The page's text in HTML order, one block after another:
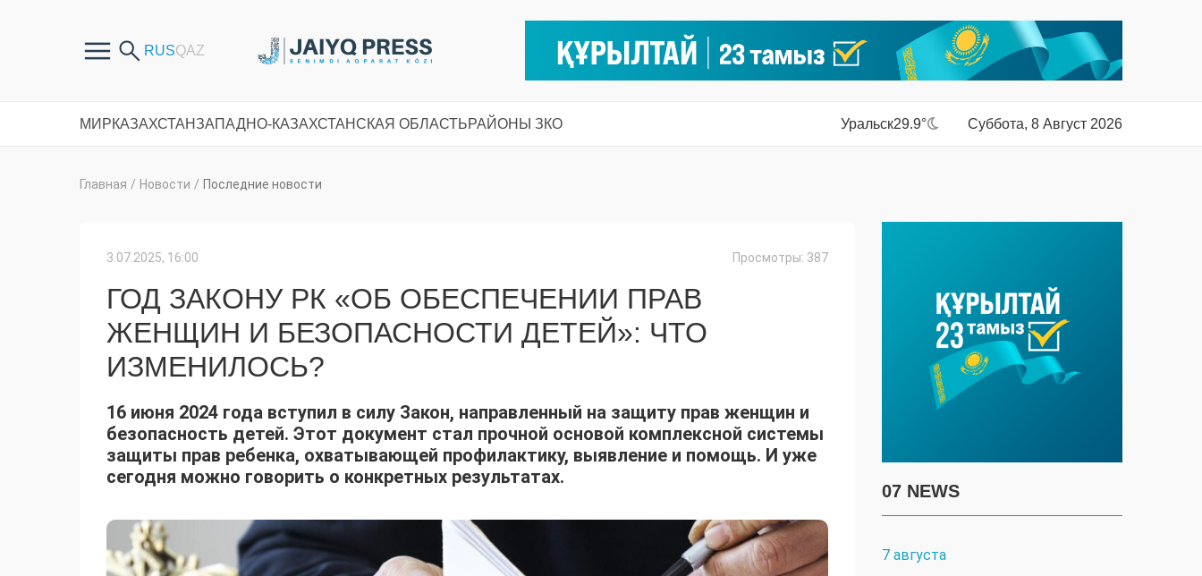
МИРКАЗАХСТАНЗАПАДНО-КАЗАХСТАНСКАЯ ОБЛАСТЬРАЙОНЫ ЗКО Уральск29.9° Суббота, 8 Август 2026
Главная / Новости / Последние новости
3.07.2025, 16:00 Просмотры: 387
ГОД ЗАКОНУ РК «ОБ ОБЕСПЕЧЕНИИ ПРАВ
ЖЕНЩИН И БЕЗОПАСНОСТИ ДЕТЕЙ»: ЧТО
ИЗМЕНИЛОСЬ?
16 июня 2024 года вступил в силу Закон, направленный на защиту прав женщин и
безопасность детей. Этот документ стал прочной основой комплексной системы
защиты прав ребенка, охватывающей профилактику, выявление и помощь. И уже
сегодня можно говорить о конкретных результатах.
07 NEWS
7 августа